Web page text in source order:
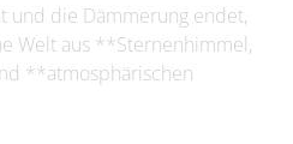
und die Dämmerung endet,
Welt aus **Sternenhimmel,
**atmosphärischen